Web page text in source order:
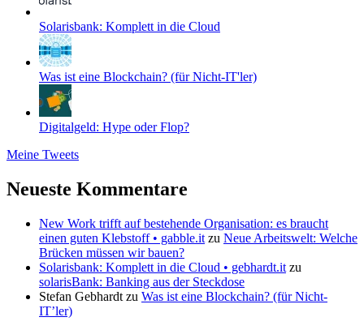
Solarisbank: Komplett in die Cloud
Was ist eine Blockchain? (für Nicht-IT'ler)
Digitalgeld: Hype oder Flop?
Meine Tweets
Neueste Kommentare
New Work trifft auf bestehende Organisation: es braucht
einen guten Klebstoff • gabble.it zu Neue Arbeitswelt: Welche
Brücken müssen wir bauen?
Solarisbank: Komplett in die Cloud • gebhardt.it zu
solarisBank: Banking aus der Steckdose
Stefan Gebhardt zu Was ist eine Blockchain? (für Nicht-
IT’ler)